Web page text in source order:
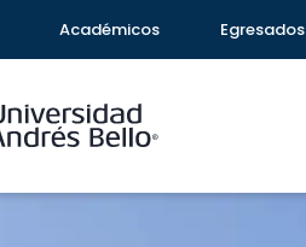
Académicos Egresados